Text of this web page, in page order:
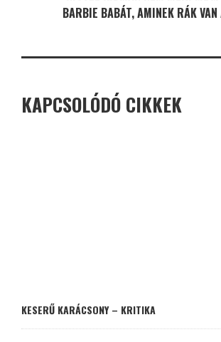
BARBIE BABÁT, AMINEK RÁK VAN
KAPCSOLÓDÓ CIKKEK
KESERŰ KARÁCSONY – KRITIKA